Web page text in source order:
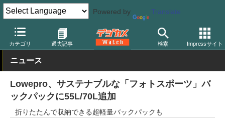
Powered by Translate
カテゴリ 過去記事 検索 Impressサイト
デジカメ Watch 撮影用品 カメラバッグ ロープロ
ニュース
Lowepro、サステナブルな「フォトスポーツ」バ
ックパックに55L/70L追加
折りたたんで収納できる超軽量バックパックも